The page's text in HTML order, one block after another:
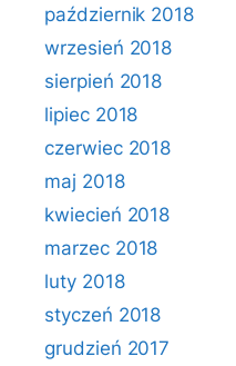
październik 2018
wrzesień 2018
sierpień 2018
lipiec 2018
czerwiec 2018
maj 2018
kwiecień 2018
marzec 2018
luty 2018
styczeń 2018
grudzień 2017